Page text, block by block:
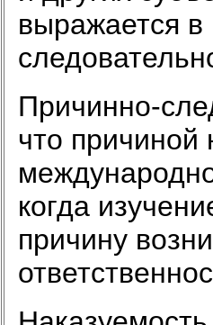
выражается в
Причинно-
что причиной
когда
причину